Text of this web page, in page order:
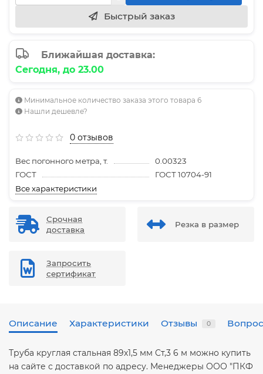
Быстрый заказ
Ближайшая доставка:
Сегодня, до 23.00
Минимальное количество заказа этого товара 6
Нашли дешевле?
0 отзывов
Вес погонного метра, т.
0.00323
ГОСТ
ГОСТ 10704-91
Все характеристики
Срочная
доставка
Резка в размер
Запросить
сертификат
Описание Характеристики Отзывы 0
Труба круглая стальная 89х1,5 мм Ст,3 6 м можно купить
на сайте с доставкой по адресу. Менеджеры ООО "ПКФ